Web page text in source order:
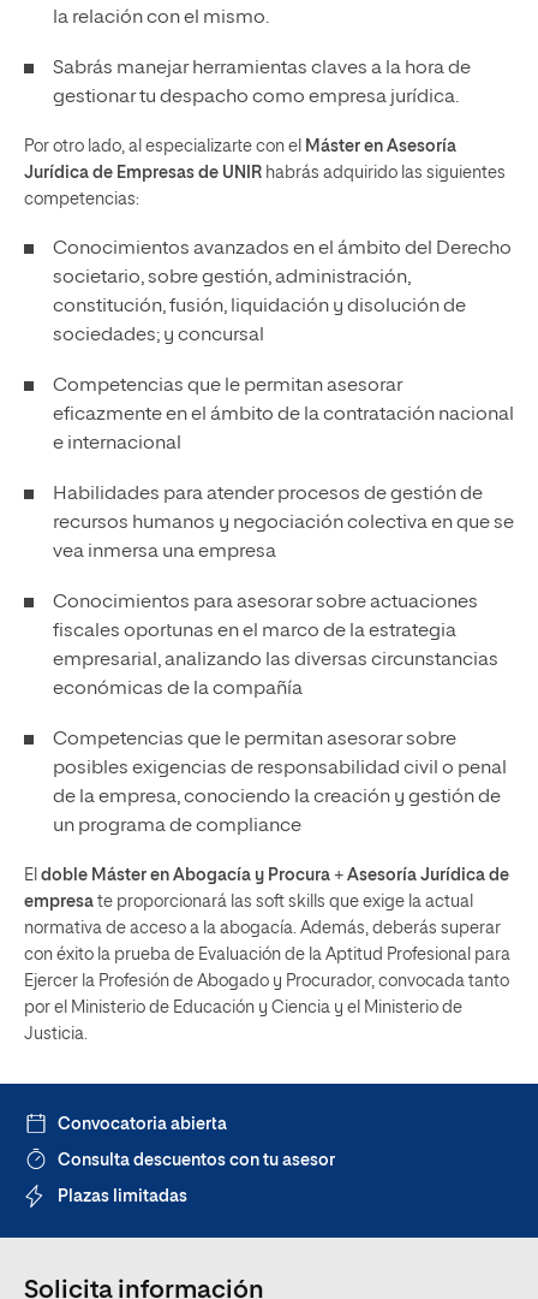
la relación con el mismo.
Sabrás manejar herramientas claves a la hora de
gestionar tu despacho como empresa jurídica.
Por otro lado, al especializarte con el Máster en Asesoría
Jurídica de Empresas de UNIR habrás adquirido las siguientes
competencias:
Conocimientos avanzados en el ámbito del Derecho
societario, sobre gestión, administración,
constitución, fusión, liquidación y disolución de
sociedades; y concursal
Competencias que le permitan asesorar
eficazmente en el ámbito de la contratación nacional
e internacional
Habilidades para atender procesos de gestión de
recursos humanos y negociación colectiva en que se
vea inmersa una empresa
Conocimientos para asesorar sobre actuaciones
fiscales oportunas en el marco de la estrategia
empresarial, analizando las diversas circunstancias
económicas de la compañía
Competencias que le permitan asesorar sobre
posibles exigencias de responsabilidad civil o penal
de la empresa, conociendo la creación y gestión de
un programa de compliance
El doble Máster en Abogacía y Procura + Asesoría Jurídica de
empresa te proporcionará las soft skills que exige la actual
normativa de acceso a la abogacía. Además, deberás superar
con éxito la prueba de Evaluación de la Aptitud Profesional para
Ejercer la Profesión de Abogado y Procurador, convocada tanto
por el Ministerio de Educación y Ciencia y el Ministerio de
Justicia.
Convocatoria abierta
Consulta descuentos con tu asesor
Plazas limitadas
Solicita información